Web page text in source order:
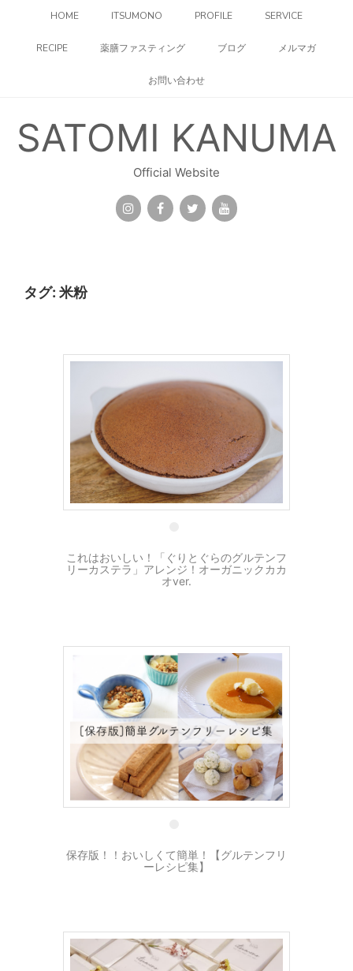
HOME ITSUMONO PROFILE SERVICE
RECIPE 薬膳ファスティング ブログ メルマガ
お問い合わせ
SATOMI KANUMA
Official Website
タグ: 米粉
14 5月
これはおいしい！「ぐりとぐらのグルテンフ
リーカステラ」アレンジ！オーガニックカカ
オver.
2 5月
保存版！！おいしくて簡単！【グルテンフリ
ーレシピ集】